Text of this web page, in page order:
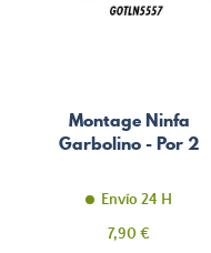
Montage Ninfa
Garbolino - Por 2
Envío 24 H
Precio
7,90 €